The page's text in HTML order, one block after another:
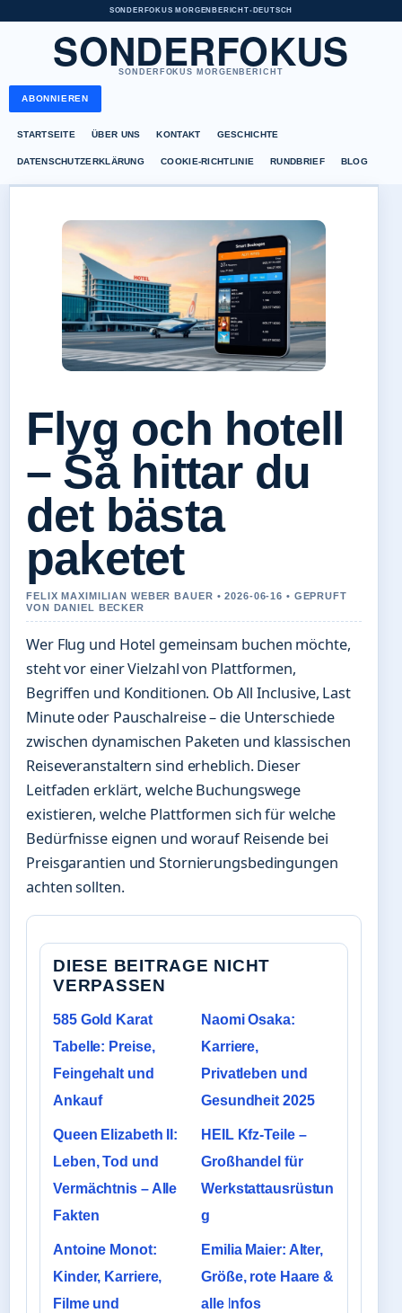
SONDERFOKUS MORGENBERICHT• DEUTSCH
SONDERFOKUS
SONDERFOKUS MORGENBERICHT
ABONNIEREN
STARTSEITE ÜBER UNS KONTAKT GESCHICHTE
DATENSCHUTZERKLÄRUNG COOKIE-RICHTLINIE RUNDBRIEF BLOG
Flyg och hotell
– Så hittar du
det bästa
paketet
FELIX MAXIMILIAN WEBER BAUER • 2026-06-16 • GEPRUFT
VON DANIEL BECKER
Wer Flug und Hotel gemeinsam buchen möchte,
steht vor einer Vielzahl von Plattformen,
Begriffen und Konditionen. Ob All Inclusive, Last
Minute oder Pauschalreise – die Unterschiede
zwischen dynamischen Paketen und klassischen
Reiseveranstaltern sind erheblich. Dieser
Leitfaden erklärt, welche Buchungswege
existieren, welche Plattformen sich für welche
Bedürfnisse eignen und worauf Reisende bei
Preisgarantien und Stornierungsbedingungen
achten sollten.
DIESE BEITRAGE NICHT
VERPASSEN
585 Gold Karat
Tabelle: Preise,
Feingehalt und
Ankauf
Naomi Osaka:
Karriere,
Privatleben und
Gesundheit 2025
Queen Elizabeth II:
Leben, Tod und
Vermächtnis – Alle
Fakten
HEIL Kfz-Teile –
Großhandel für
Werkstattausrüstun
g
Antoine Monot:
Kinder, Karriere,
Filme und
Emilia Maier: Alter,
Größe, rote Haare &
alle Infos